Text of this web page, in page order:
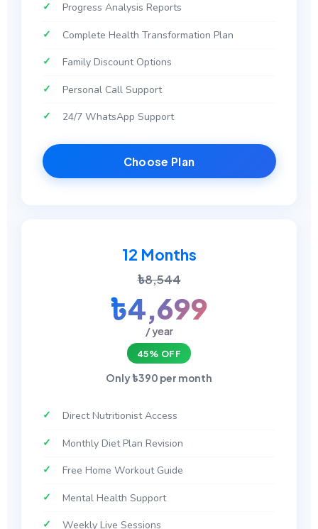
Progress Analysis Reports
Complete Health Transformation Plan
Family Discount Options
Personal Call Support
24/7 WhatsApp Support
Choose Plan
12 Months
৳8,544
৳4,699
/ year
45% OFF
Only ৳390 per month
Direct Nutritionist Access
Monthly Diet Plan Revision
Free Home Workout Guide
Mental Health Support
Weekly Live Sessions